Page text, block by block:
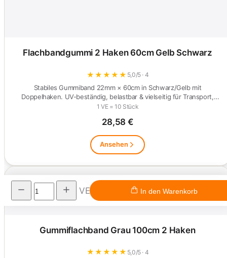
Flachbandgummi 2 Haken 60cm Gelb Schwarz
★ ★ ★ ★ ★ 5,0/5 · 4
Stabiles Gummiband 22mm × 60cm in Schwarz/Gelb mit
Doppelhaken. UV-beständig, belastbar & vielseitig für Transport,
Camping und…
1 VE = 10 Stück
28,58 €
Ansehen
Gummiflachband Grau 100cm 2 Haken
★ ★ ★ ★ ★ 5,0/5 · 4
VE In den Warenkorb